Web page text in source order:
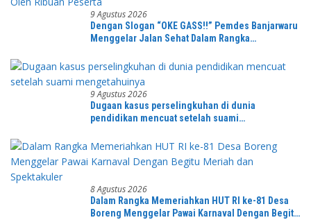
9 Agustus 2026
Dengan Slogan “OKE GASS!!” Pemdes Banjarwaru
Menggelar Jalan Sehat Dalam Rangka
Peserta
9 Agustus 2026
Dugaan kasus perselingkuhan di dunia
pendidikan mencuat setelah suami
8 Agustus 2026
Dalam Rangka Memeriahkan HUT RI ke-81 Desa
Boreng Menggelar Pawai Karnaval Dengan Begitu